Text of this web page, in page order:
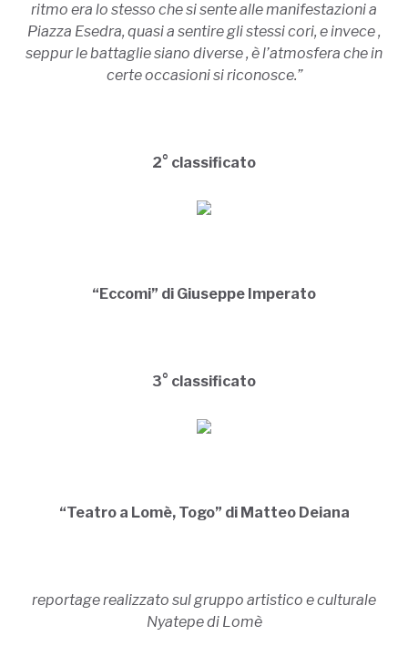
ritmo era lo stesso che si sente alle manifestazioni a
Piazza Esedra, quasi a sentire gli stessi cori, e invece ,
seppur le battaglie siano diverse , è l’atmosfera che in
certe occasioni si riconosce.”
2° classificato
“Eccomi” di Giuseppe Imperato
3° classificato
“Teatro a Lomè, Togo” di Matteo Deiana
reportage realizzato sul gruppo artistico e culturale
Nyatepe di Lomè